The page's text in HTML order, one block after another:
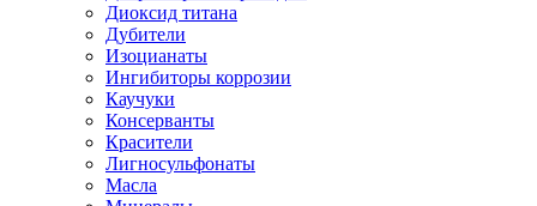
Диоксид титана
Дубители
Изоцианаты
Ингибиторы коррозии
Каучуки
Консерванты
Красители
Лигносульфонаты
Масла